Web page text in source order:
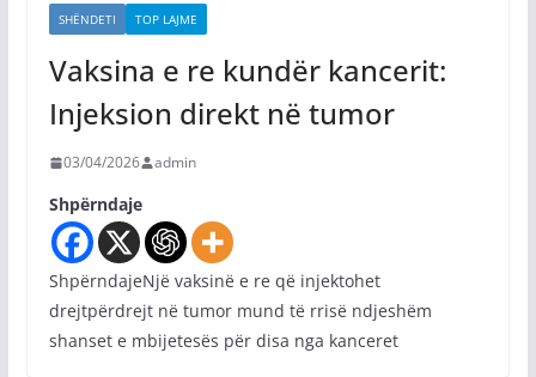
SHËNDETI TOP LAJME
Vaksina e re kundër kancerit:
Injeksion direkt në tumor
03/04/2026 admin
Shpërndaje
ShpërndajeNjë vaksinë e re që injektohet
drejtpërdrejt në tumor mund të rrisë ndjeshëm
shanset e mbijetesës për disa nga kanceret